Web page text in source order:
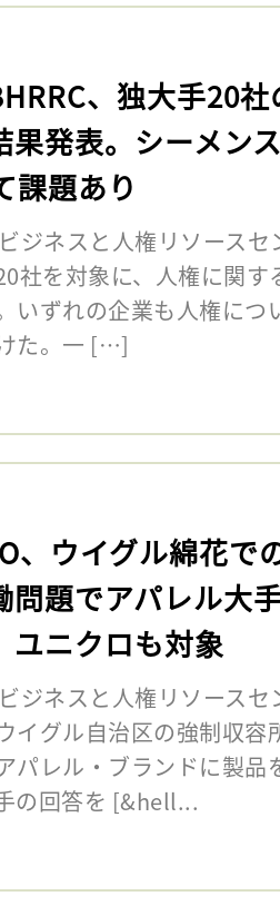
、独大手20
果発表。シーメン
課題あり
ジネスと人権リソースセ
社を対象に、人権に関
いずれの企業も人権に
た。一 […]
、ウイグル綿花で
問題でアパレル大
ユニクロも対象
ジネスと人権リソースセ
イグル自治区の強制収
パレル・ブランドに製
の回答を [&hell...